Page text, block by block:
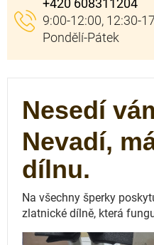
+420 608311204
Nesedí
Nevadí,
dílnu.
Na všechny šperky
zlatnické dílně, která